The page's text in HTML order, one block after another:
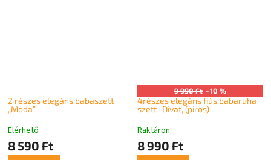
2 részes elegáns babaszett
„Moda”
Elérhető
8 590 Ft
9 990 Ft –10 %
4részes elegáns fiús babaruha
szett- Divat, (piros)
Raktáron
8 990 Ft